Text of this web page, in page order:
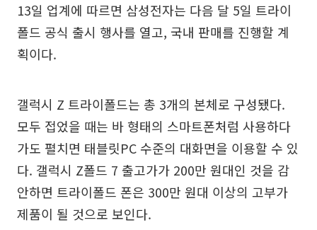
13일 업계에 따르면 삼성전자는 다음 달 5일 트라이
폴드 공식 출시 행사를 열고, 국내 판매를 진행할 계
획이다.
갤럭시 Z 트라이폴드는 총 3개의 본체로 구성됐다.
모두 접었을 때는 바 형태의 스마트폰처럼 사용하다
가도 펼치면 태블릿PC 수준의 대화면을 이용할 수 있
다. 갤럭시 Z폴드 7 출고가가 200만 원대인 것을 감
안하면 트라이폴드 폰은 300만 원대 이상의 고부가
제품이 될 것으로 보인다.